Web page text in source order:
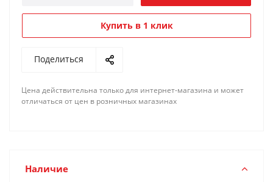
Купить в 1 клик
Поделиться
Цена действительна только для интернет-магазина и может
отличаться от цен в розничных магазинах
Наличие